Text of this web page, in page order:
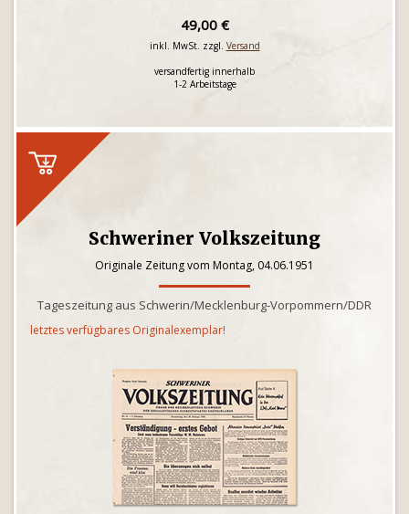
49,00 €
inkl. MwSt. zzgl. Versand
versandfertig innerhalb
1-2 Arbeitstage
Schweriner Volkszeitung
Originale Zeitung vom Montag, 04.06.1951
Tageszeitung aus Schwerin/Mecklenburg-Vorpommern/DDR
letztes verfügbares Originalexemplar!